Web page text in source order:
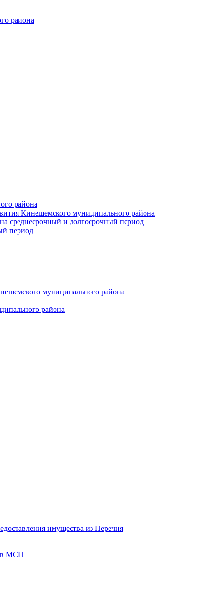
района
района
Кинешемского муниципального района
среднесрочный и долгосрочный период
период
муниципального района
района
имущества из Перечня
МСП